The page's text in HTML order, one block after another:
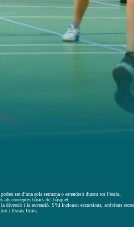
ser d’una sola setmana o estendre’s durant tot l’estiu.
als conceptes bàsics del bàsquet.
diversió i la recreació. S’hi inclouen excursions, activitats
i Estats Units.